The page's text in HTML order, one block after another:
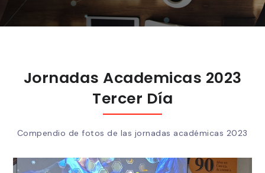
Jornadas Academicas 2023
Tercer Día
Compendio de fotos de las jornadas académicas 2023